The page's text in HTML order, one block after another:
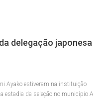
delegação japonesa
Ayako estiveram na instituição
estadia da seleção no município A